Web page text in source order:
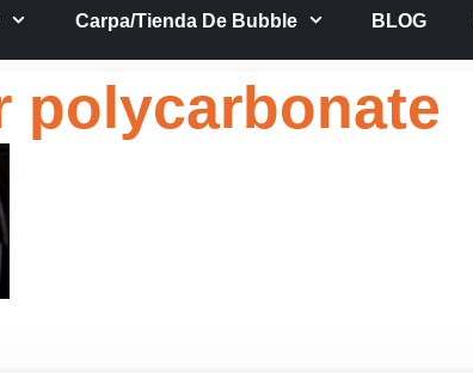
Carpa/tienda De Bubble BLOG
polycarbonate